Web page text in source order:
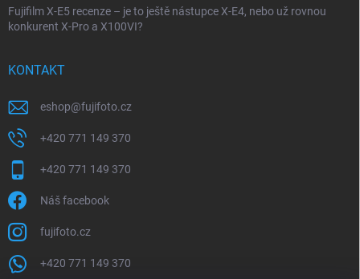
Fujifilm X-E5 recenze – je to ještě nástupce X-E4, nebo už rovnou
konkurent X-Pro a X100VI?
KONTAKT
eshop@fujifoto.cz
+420 771 149 370
+420 771 149 370
Náš facebook
fujifoto.cz
+420 771 149 370